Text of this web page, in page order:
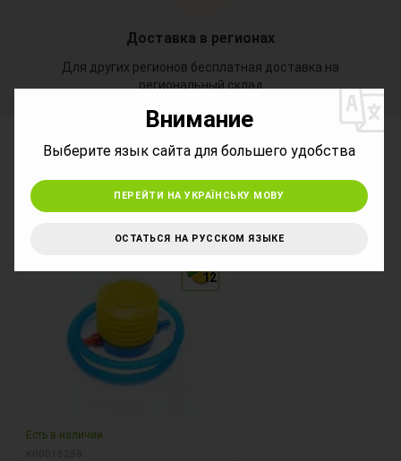
Доставка в регионах
Для других регионов бесплатная доставка на
региональный склад
Сопутствующие товары
12
12
Есть в наличии
*
Внимание
Выберите язык сайта для большего удобства
ПЕРЕЙТИ НА УКРАЇНСЬКУ МОВУ
ОСТАТЬСЯ НА РУССКОМ ЯЗЫКЕ